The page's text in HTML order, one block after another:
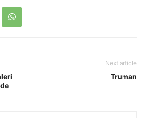
Next article
Truman